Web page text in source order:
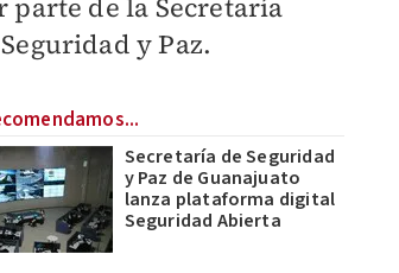
parte de la Secretaría
y Paz.
Secretaría de Seguridad
y Paz de Guanajuato
lanza plataforma digital
Seguridad Abierta